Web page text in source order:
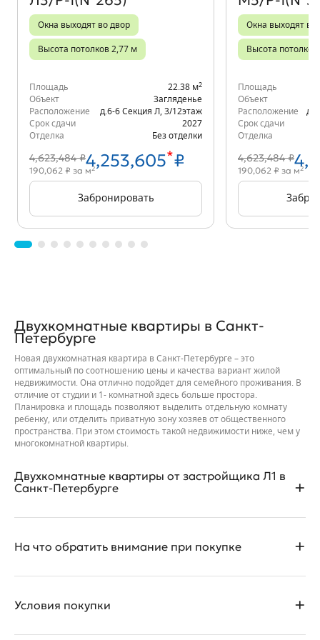
Окна выходят во двор
Высота потолков 2,77 м
Площадь 22.38 м2
Объект
Загляденье
Расположение
д.6-6 Секция Л 3/12этаж
Срок сдачи
2027
Отделка
Без отделки
4,623,484 ₽4,253,605*₽
190,062 ₽ за м2
Забронировать
Окна выходят во
Высота
Площадь
Объект
Расположение
Срок сдачи
Отделка
4,623,484 ₽
190,062 ₽ за м2
Двухкомнатные квартиры в Санкт-
Петербурге
Новая двухкомнатная квартира в Санкт-Петербурге – это
оптимальный по соотношению цены и качества вариант жилой
недвижимости. Она отлично подойдет для семейного проживания. В
отличие от студии и 1- комнатной здесь больше простора.
Планировка и площадь позволяют выделить отдельную комнату
ребенку, или отделить приватную зону хозяев от общественного
пространства. При этом стоимость такой недвижимости ниже, чем у
многокомнатной квартиры.
Двухкомнатные квартиры от застройщика Л1 в
Санкт-Петербурге
двухкомнатных квартир в строящихся и сданных домах. Хорошим
евроформате, с гардеробными комнатами, просторными кухнями-
начинается от 55 квадратных метров.
На что обратить внимание при покупке
критерий при выборе. Намного важнее учитывать
Условия покупки